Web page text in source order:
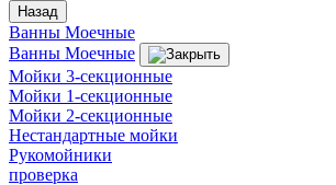
Назад
Ванны Моечные
Ванны Моечные
Мойки 3-секционные
Мойки 1-секционные
Мойки 2-секционные
Нестандартные мойки
Рукомойники
проверка